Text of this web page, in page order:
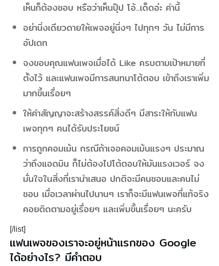
เห็นก็ต้องชอบ หรือว่าเห็นปุ๊ป โอ้..เด็ดอ่ะ คำนี้
อย่านิ่งเดียวดายให้เพจอยู่นิ่งๆ ไปทุกๆ วัน ไม่มีการ
อัปเดท
จงขอบคุณแฟนเพจเมื่อได้ Like ครบตามเป้าหมายที่
ตั้งไว้ และแฟนเพจมีการสนทนาโต้ตอบ เข้าถึงเราเพิ่ม
มากขึ้นเรื่อยๆ
ให้คำสัญญาจะสร้างสรรค์สิ่งดีๆ มีสาระให้กับแฟน
เพจทุกๆ คนได้รับประโยชน์
การถูกคอมเม้น กรณีถ้าเจอคอมเม้นแรงๆ ประมาณ
ว่าถึงแอดมิน ก็ไม่ต้องไปโต้ตอบให้มันแรงเวอร์ จง
มั่นใจในสิ่งที่เรานำเสนอ ปกติจะมีคนชอบและคนไม่
ชอบ เมื่อเวลาผ่านไปนานๆ เราก็จะมีแฟนเพจที่แท้จริง
คอยติดตามอยู่เรื่อยๆ และเพิ่มขึ้นเรื่อยๆ นะครับ
[/list]
แฟนเพจของเราจะอยู่หน้าแรกของ Google
ได้อย่างไร? มีคำตอบ